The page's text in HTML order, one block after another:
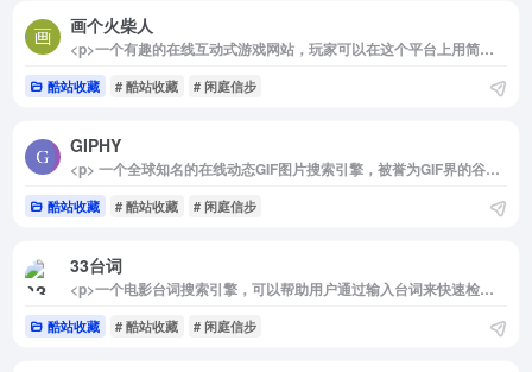
画个火柴人
<p>一个有趣的在线互动式游戏网站，玩家可以在这个平台上用简单的线条画出一个小人展开一系列的冒险和解谜。整个游戏世界都是由玩家的想象力创造出来的，玩家需要充分发挥自己的创造力来完成各种任务。此外，游戏还提供了丰富的艺术作品展示功能，玩家可以分享和发现其他玩家创作的艺术作品。</p>
酷站收藏 # 酷站收藏 # 闲庭信步
GIPHY
<p> 一个全球知名的在线动态GIF图片搜索引擎，被誉为GIF界的谷歌。界面非常简洁和具有功能性，顶部导航键包含了最受欢迎的几类GIF动画：表情、娱乐、体育和贴纸。 </p>
酷站收藏 # 酷站收藏 # 闲庭信步
33台词
<p>一个电影台词搜索引擎，可以帮助用户通过输入台词来快速检索相关的影片素材及其出现的时间节点。该网站支持中英文台词的搜索，并且可以播放字幕对应的视频。</p><p>通过这个工具，你可以轻松找到相关台词出现的影片和时间点。如果你是视频创作者，可以用它来寻找素材；如果你是英语/日语学生或者老师，你可以用它来找到相关句子和词汇的使用场景。</p>
酷站收藏 # 酷站收藏 # 闲庭信步